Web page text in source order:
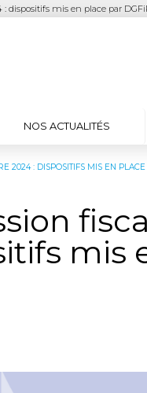
dispositifs mis en place par
NOS ACTUALITÉS
2024 : DISPOSITIFS MIS EN
mis